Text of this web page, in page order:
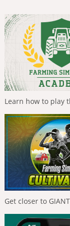
Learn how to play
Get closer to